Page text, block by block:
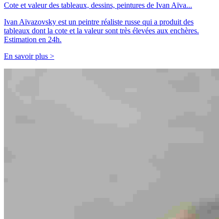
Cote et valeur des tableaux, dessins, peintures de Ivan Aïva...
Ivan Aïvazovsky est un peintre réaliste russe qui a produit des
tableaux dont la cote et la valeur sont très élevées aux enchères.
Estimation en 24h.
En savoir plus >